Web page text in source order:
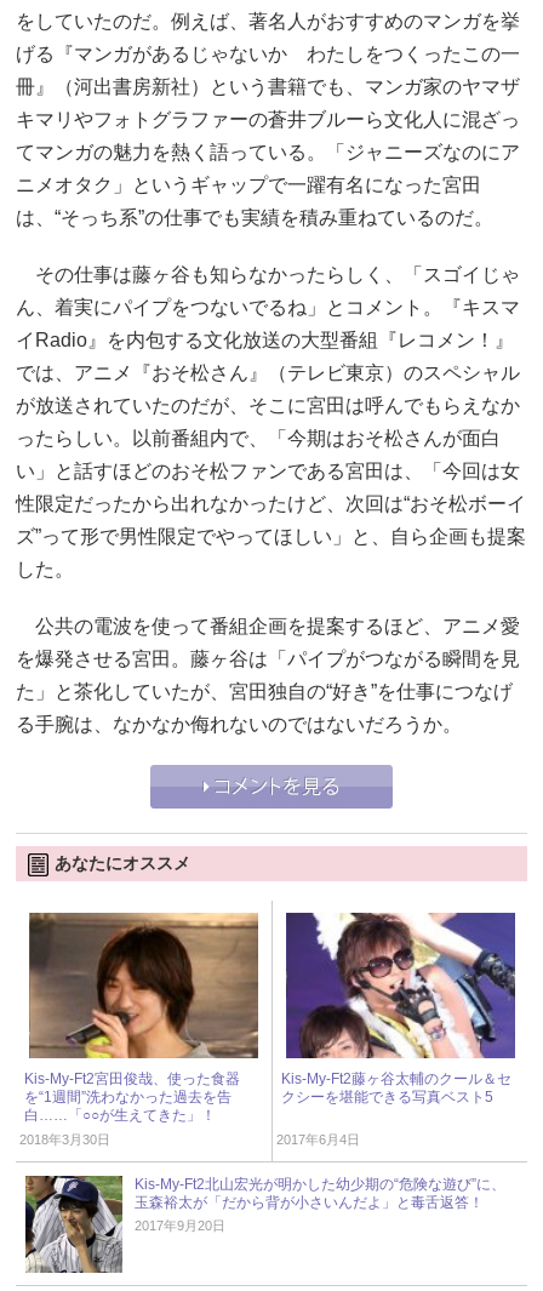
をしていたのだ。例えば、著名人がおすすめのマンガを挙
げる『マンガがあるじゃないか わたしをつくったこの一
冊』（河出書房新社）という書籍でも、マンガ家のヤマザ
キマリやフォトグラファーの蒼井ブルーら文化人に混ざっ
てマンガの魅力を熱く語っている。「ジャニーズなのにア
ニメオタク」というギャップで一躍有名になった宮田
は、“そっち系”の仕事でも実績を積み重ねているのだ。
その仕事は藤ヶ谷も知らなかったらしく、「スゴイじゃ
ん、着実にパイプをつないでるね」とコメント。『キスマ
イRadio』を内包する文化放送の大型番組『レコメン！』
では、アニメ『おそ松さん』（テレビ東京）のスペシャル
が放送されていたのだが、そこに宮田は呼んでもらえなか
ったらしい。以前番組内で、「今期はおそ松さんが面白
い」と話すほどのおそ松ファンである宮田は、「今回は女
性限定だったから出れなかったけど、次回は“おそ松ボーイ
ズ”って形で男性限定でやってほしい」と、自ら企画も提案
した。
公共の電波を使って番組企画を提案するほど、アニメ愛
を爆発させる宮田。藤ヶ谷は「パイプがつながる瞬間を見
た」と茶化していたが、宮田独自の“好き”を仕事につなげ
る手腕は、なかなか侮れないのではないだろうか。
あなたにオススメ
Kis-My-Ft2宮田俊哉、使った食器
を“1週間”洗わなかった過去を告
白……「○○が生えてきた」！
2018年3月30日
Kis-My-Ft2藤ヶ谷太輔のクール＆セ
クシーを堪能できる写真ベスト5
2017年6月4日
Kis-My-Ft2北山宏光が明かした幼少期の“危険な遊び”に、
玉森裕太が「だから背が小さいんだよ」と毒舌返答！
2017年9月20日